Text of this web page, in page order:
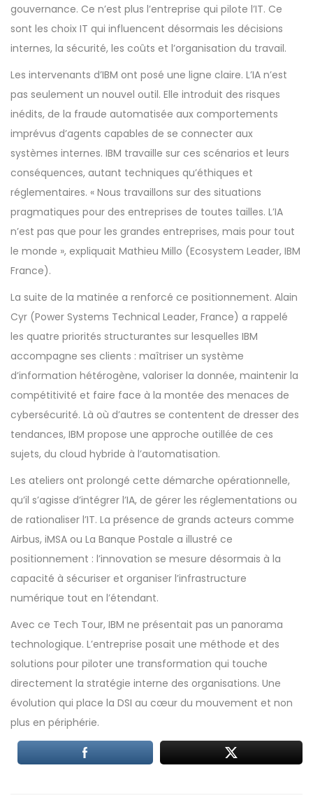
gouvernance. Ce n’est plus l’entreprise qui pilote l’IT. Ce
sont les choix IT qui influencent désormais les décisions
internes, la sécurité, les coûts et l’organisation du travail.
Les intervenants d’IBM ont posé une ligne claire. L’IA n’est
pas seulement un nouvel outil. Elle introduit des risques
inédits, de la fraude automatisée aux comportements
imprévus d’agents capables de se connecter aux
systèmes internes. IBM travaille sur ces scénarios et leurs
conséquences, autant techniques qu’éthiques et
réglementaires. « Nous travaillons sur des situations
pragmatiques pour des entreprises de toutes tailles. L’IA
n’est pas que pour les grandes entreprises, mais pour tout
le monde », expliquait Mathieu Millo (Ecosystem Leader, IBM
France).
La suite de la matinée a renforcé ce positionnement. Alain
Cyr (Power Systems Technical Leader, France) a rappelé
les quatre priorités structurantes sur lesquelles IBM
accompagne ses clients : maîtriser un système
d’information hétérogène, valoriser la donnée, maintenir la
compétitivité et faire face à la montée des menaces de
cybersécurité. Là où d’autres se contentent de dresser des
tendances, IBM propose une approche outillée de ces
sujets, du cloud hybride à l’automatisation.
Les ateliers ont prolongé cette démarche opérationnelle,
qu’il s’agisse d’intégrer l’IA, de gérer les réglementations ou
de rationaliser l’IT. La présence de grands acteurs comme
Airbus, iMSA ou La Banque Postale a illustré ce
positionnement : l’innovation se mesure désormais à la
capacité à sécuriser et organiser l’infrastructure
numérique tout en l’étendant.
Avec ce Tech Tour, IBM ne présentait pas un panorama
technologique. L’entreprise posait une méthode et des
solutions pour piloter une transformation qui touche
directement la stratégie interne des organisations. Une
évolution qui place la DSI au cœur du mouvement et non
plus en périphérie.